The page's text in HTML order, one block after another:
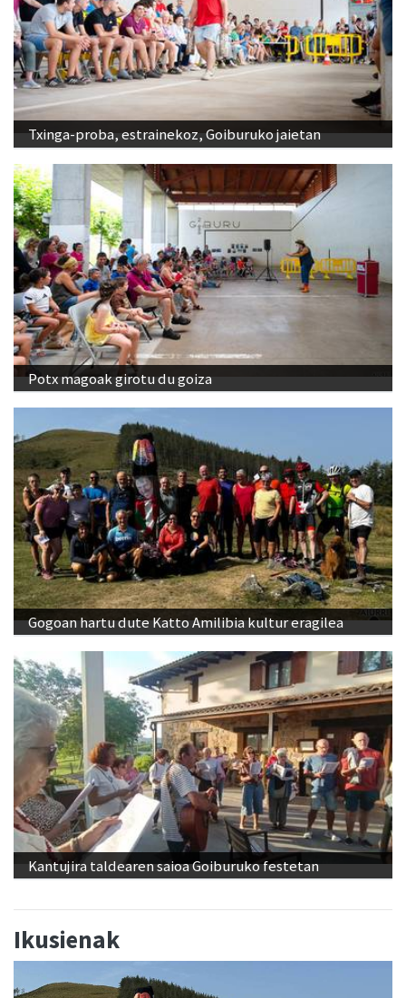
Txinga-proba, estrainekoz, Goiburuko jaietan
Potx magoak girotu du goiza
Gogoan hartu dute Katto Amilibia kultur eragilea
Kantujira taldearen saioa Goiburuko festetan
Ikusienak